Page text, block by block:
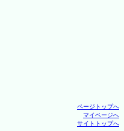
ページトップへ
マイページへ
サイトトップへ